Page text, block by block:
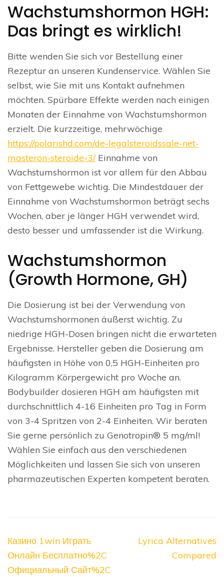
Wachstumshormon HGH:
Das bringt es wirklich!
Bitte wenden Sie sich vor Bestellung einer
Rezeptur an unseren Kundenservice. Wählen Sie
selbst, wie Sie mit uns Kontakt aufnehmen
möchten. Spürbare Effekte werden nach einigen
Monaten der Einnahme von Wachstumshormon
erzielt. Die kurzzeitige, mehrwöchige
https://polarishd.com/de-legalsteroidssale-net-
masteron-steroide-3/Einnahme von
Wachstumshormon ist vor allem für den Abbau
von Fettgewebe wichtig. Die Mindestdauer der
Einnahme von Wachstumshormon beträgt sechs
Wochen, aber je länger HGH verwendet wird,
desto besser und umfassender ist die Wirkung.
Wachstumshormon
(Growth Hormone, GH)
Die Dosierung ist bei der Verwendung von
Wachstumshormonen äußerst wichtig. Zu
niedrige HGH-Dosen bringen nicht die erwarteten
Ergebnisse. Hersteller geben die Dosierung am
häufigsten in Höhe von 0,5 HGH-Einheiten pro
Kilogramm Körpergewicht pro Woche an.
Bodybuilder dosieren HGH am häufigsten mit
durchschnittlich 4-16 Einheiten pro Tag in Form
von 3-4 Spritzen von 2-4 Einheiten. Wir beraten
Sie gerne persönlich zu Genotropin® 5 mg/ml!
Wählen Sie einfach aus den verschiedenen
Möglichkeiten und lassen Sie sich von unseren
pharmazeutischen Experten kompetent beraten.
Navegación
de
entradas
Казино 1win Играть
Онлайн Бесплатно%2C
Официальный Сайт%2C
Lyrica Alternatives
Compared